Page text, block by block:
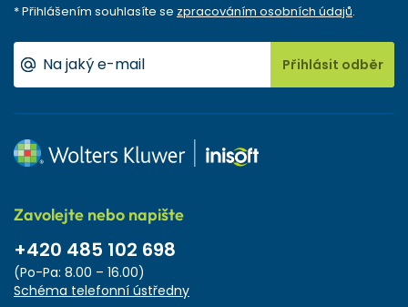
* Přihlášením souhlasíte se zpracováním osobních údajů.
Přihlásit odběr
Zavolejte nebo napište
+420 485 102 698
(Po-Pa: 8.00 – 16.00)
Schéma telefonní ústředny